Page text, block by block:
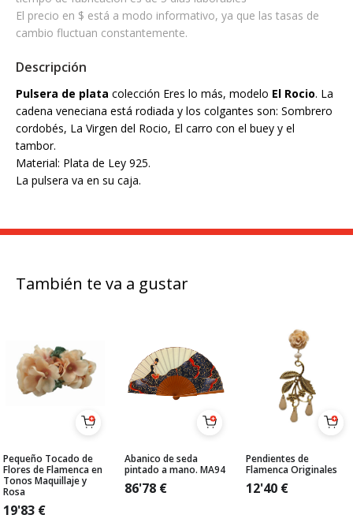
El precio en $ está a modo informativo, ya que las tasas de
cambio fluctuan constantemente.
Descripción
Pulsera de plata colección Eres lo más, modelo El Rocio. La
cadena veneciana está rodiada y los colgantes son: Sombrero
cordobés, La Virgen del Rocio, El carro con el buey y el
tambor.
Material: Plata de Ley 925.
La pulsera va en su caja.
También te va a gustar
Pequeño Tocado de
Flores de Flamenca en
Tonos Maquillaje y
Rosa
19'83 €
Abanico de seda
pintado a mano. MA94
86'78 €
Pendientes de
Flamenca Originales
12'40 €